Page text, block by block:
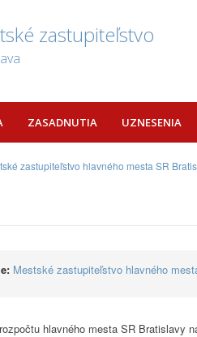
zastupiteľstvo
ZASADNUTIA UZNESENIA
zastupiteľstvo hlavného mesta SR
Mestské zastupiteľstvo hlavného
hlavného mesta SR Bratislavy